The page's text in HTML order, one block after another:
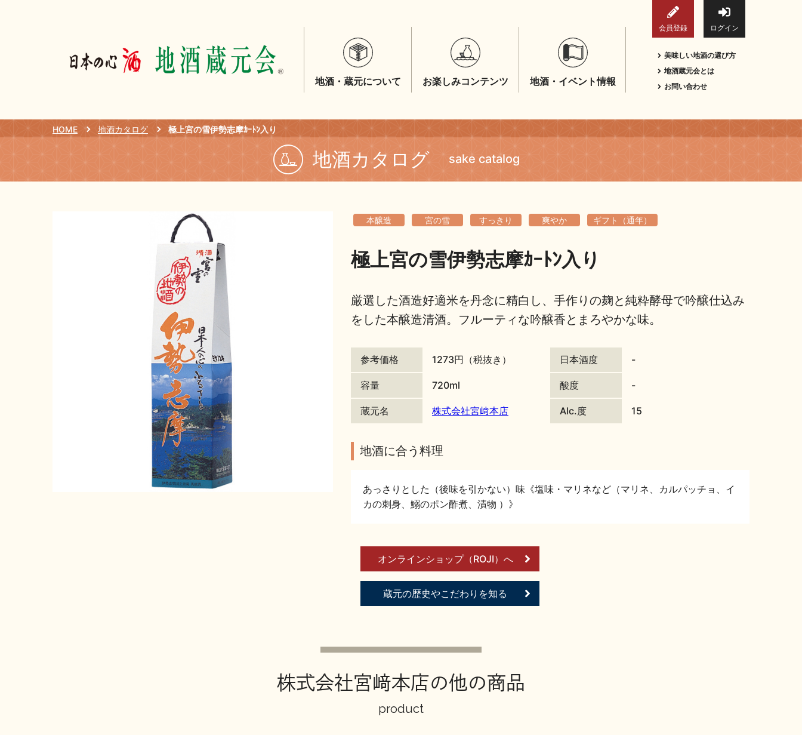
会員登録 ログイン
地酒・蔵元について お楽しみコンテンツ 地酒・イベント情報
美味しい地酒の選び方
地酒蔵元会とは
お問い合わせ
HOME 地酒カタログ 極上宮の雪伊勢志摩ｶｰﾄﾝ入り
地酒カタログ sake catalog
本醸造 宮の雪 すっきり 爽やか ギフト（通年）
極上宮の雪伊勢志摩ｶｰﾄﾝ入り
厳選した酒造好適米を丹念に精白し、手作りの麹と純粋酵母で吟醸仕込み
をした本醸造清酒。フルーティな吟醸香とまろやかな味。
参考価格 1273円（税抜き）
容量 720ml
蔵元名 株式会社宮﨑本店
日本酒度 -
酸度 -
Alc.度 15
地酒に合う料理
あっさりとした（後味を引かない）味《塩味・マリネなど（マリネ、カルパッチョ、イ
カの刺身、鰯のポン酢煮、漬物 ）》
オンラインショップ（ROJI）へ
蔵元の歴史やこだわりを知る
株式会社宮﨑本店の他の商品
product